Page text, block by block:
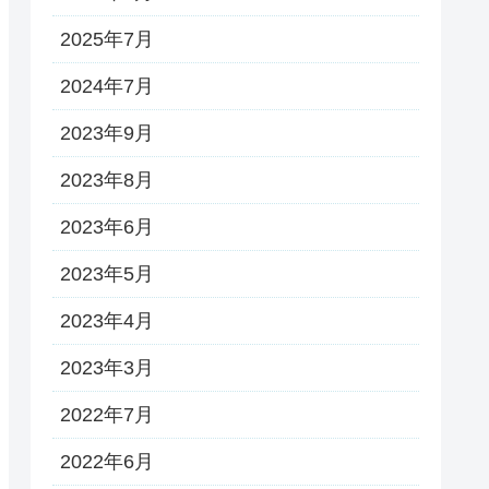
2025年7月
2024年7月
2023年9月
2023年8月
2023年6月
2023年5月
2023年4月
2023年3月
2022年7月
2022年6月